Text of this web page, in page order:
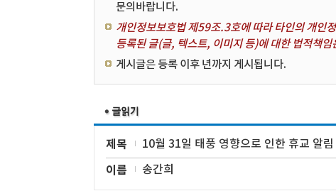
문의바랍니다.
개인정보보호법 제59조.3호에 따라 타인의 개인
등록된 글(글, 텍스트, 이미지 등)에 대한 법적책
게시글은 등록 이후 년까지 게시됩니다.
제목 10월 31일 태풍 영향으로 인한 휴교 알림
이름 송간희